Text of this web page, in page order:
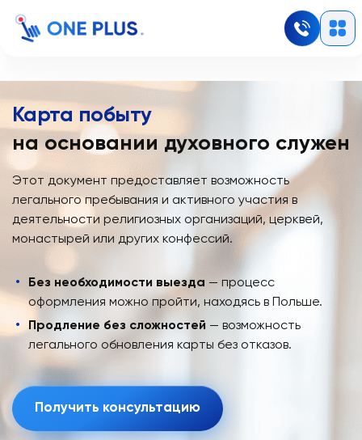
Карта побыту
на основании духовного
Этот документ предоставляет возможность
легального пребывания и активного участия в
деятельности религиозных организаций, церквей,
монастырей или других конфессий.
Без необходимости выезда — процесс
оформления можно пройти, находясь в Польше.
Продление без сложностей — возможность
легального обновления карты без отказов.
Получить консультацию